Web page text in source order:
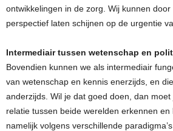
ontwikkelingen in de zorg. Wij kunnen
perspectief laten schijnen op de urgentie
Intermediair tussen wetenschap en
Bovendien kunnen we als intermediair
van wetenschap en kennis enerzijds, en
anderzijds. Wil je dat goed doen, dan
relatie tussen beide werelden erkennen
namelijk volgens verschillende